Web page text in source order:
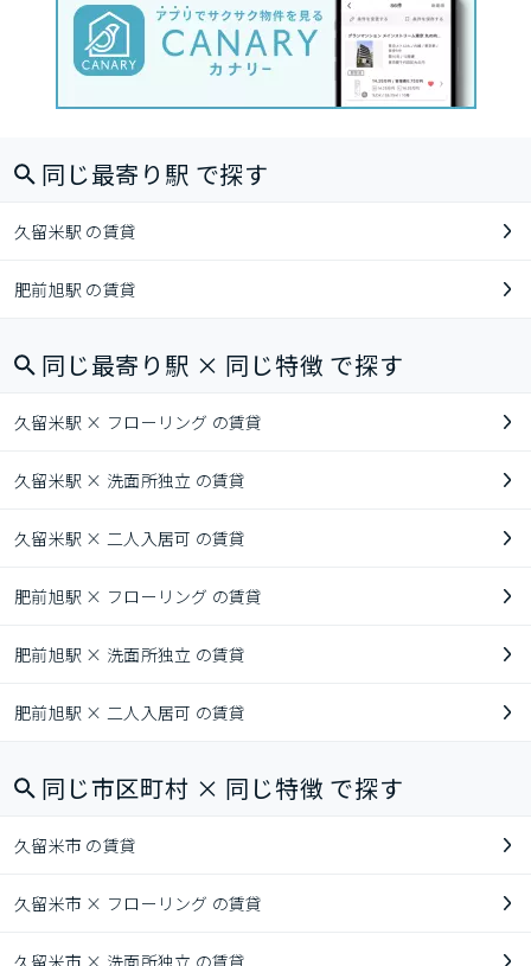
同じ最寄り駅 で探す
久留米駅 の賃貸
肥前旭駅 の賃貸
同じ最寄り駅 × 同じ特徴 で探す
久留米駅 × フローリング の賃貸
久留米駅 × 洗面所独立 の賃貸
久留米駅 × 二人入居可 の賃貸
肥前旭駅 × フローリング の賃貸
肥前旭駅 × 洗面所独立 の賃貸
肥前旭駅 × 二人入居可 の賃貸
同じ市区町村 × 同じ特徴 で探す
久留米市 の賃貸
久留米市 × フローリング の賃貸
久留米市 × 洗面所独立 の賃貸